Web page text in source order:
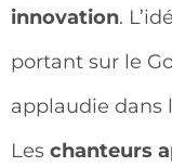
innovation.
portant sur le
applaudie dans
Les chanteurs